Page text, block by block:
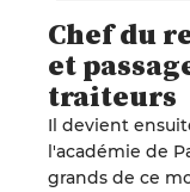
Chef du
et
traiteurs
Il devient
l'académie de
grands de ce